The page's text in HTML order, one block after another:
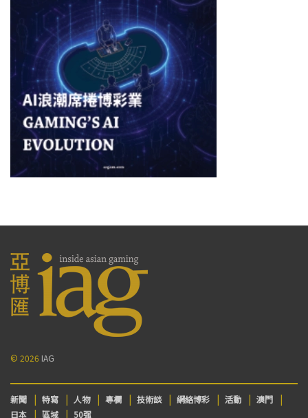
© 2026 IAG
新聞 特寫 人物 專欄 技術談 網絡博彩 活動
澳門
日本
區域 50强